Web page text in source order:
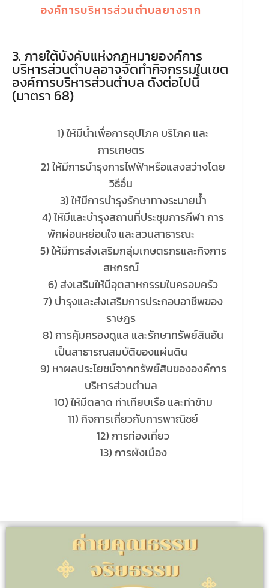
องค์การบริหารส่วนตำบลยางราก
3. ภายใต้บังคับแห่งกฎหมายองค์การ
บริหารส่วนตำบลอาจจัดทำกิจกรรมในเขต
องค์การบริหารส่วนตำบล ดังต่อไปนี้
(มาตรา 68)
1) ให้มีน้ำเพื่อการอุปโภค บริโภค และ
การเกษตร
2) ให้มีการบำรุงการไฟฟ้าหรือแสงสว่างโดย
วิธีอื่น
3) ให้มีการบำรุงรักษาทางระบายน้ำ
4) ให้มีและบำรุงสถานที่ประชุมการกีฬา การ
พักผ่อนหย่อนใจ และสวนสาธารณะ
5) ให้มีการส่งเสริมกลุ่มเกษตรกรและกิจการ
สหกรณ์
6) ส่งเสริมให้มีอุตสาหกรรมในครอบครัว
7) บำรุงและส่งเสริมการประกอบอาชีพของ
ราษฎร
8) การคุ้มครองดูแล และรักษาทรัพย์สินอัน
เป็นสาธารณสมบัติของแผ่นดิน
9) หาผลประโยชน์จากทรัพย์สินขององค์การ
บริหารส่วนตำบล
10) ให้มีตลาด ท่าเทียบเรือ และท่าข้าม
11) กิจการเกี่ยวกับการพาณิชย์
12) การท่องเที่ยว
13) การผังเมือง